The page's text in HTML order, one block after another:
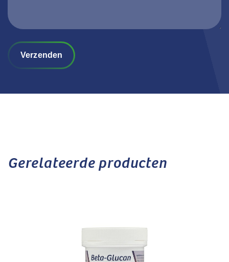
Verzenden
Gerelateerde producten